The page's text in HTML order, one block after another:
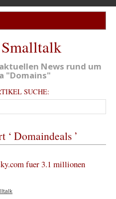
News rund um
"Domains"
SUCHE:
‘ Domaindeals ’
fuer 3.1 millionen